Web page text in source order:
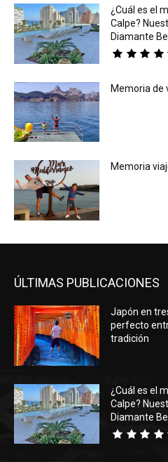
¿Cuál es el
Calpe?
Diamante
Memoria de
Memoria
ÚLTIMAS PUBLICACIONES
Japón en
perfecto
tradición
¿Cuál es el
Calpe?
Diamante